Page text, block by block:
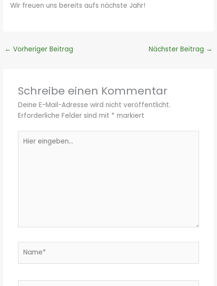
Wir freuen uns bereits aufs nächste Jahr!
← Vorheriger Beitrag Nächster Beitrag →
Schreibe einen Kommentar
Deine E-Mail-Adresse wird nicht veröffentlicht.
Erforderliche Felder sind mit * markiert
eingeben…